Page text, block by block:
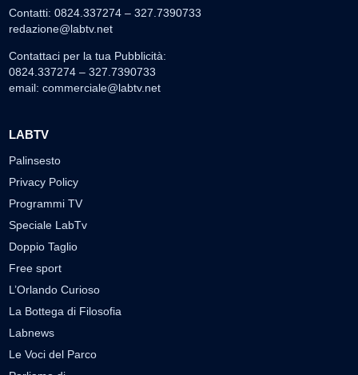
Contatti: 0824.337274 – 327.7390733
redazione@labtv.net
Contattaci per la tua Pubblicità:
0824.337274 – 327.7390733
email: commerciale@labtv.net
LABTV
Palinsesto
Privacy Policy
Programmi TV
Speciale LabTv
Doppio Taglio
Free sport
L’Orlando Curioso
La Bottega di Filosofia
Labnews
Le Voci del Parco